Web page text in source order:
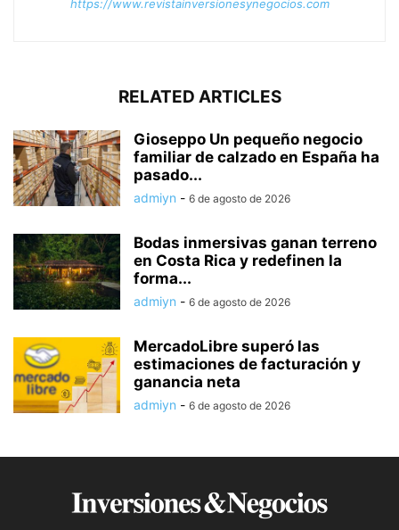
https://www.revistainversionesynegocios.com
RELATED ARTICLES
Gioseppo Un pequeño negocio
familiar de calzado en España ha
pasado...
admiyn - 6 de agosto de 2026
Bodas inmersivas ganan terreno
en Costa Rica y redefinen la
forma...
admiyn - 6 de agosto de 2026
MercadoLibre superó las
estimaciones de facturación y
ganancia neta
admiyn - 6 de agosto de 2026